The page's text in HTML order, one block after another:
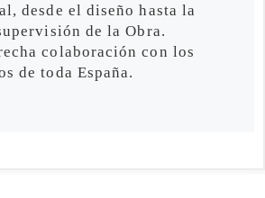
desde el diseño hasta la
de la Obra.
colaboración con los
de toda España.